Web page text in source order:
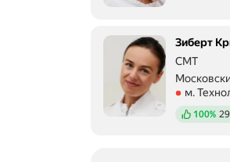
Зиберт
СМТ
Метро м.
м.
100%